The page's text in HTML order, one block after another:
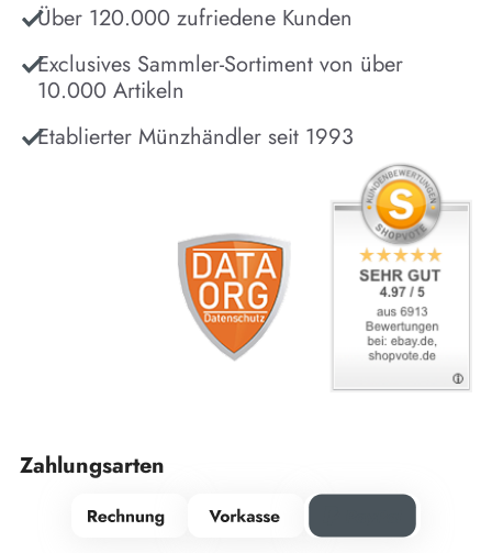
Über 120.000 zufriedene Kunden
Exclusives Sammler-Sortiment von über
10.000 Artikeln
Etablierter Münzhändler seit 1993
Zahlungsarten